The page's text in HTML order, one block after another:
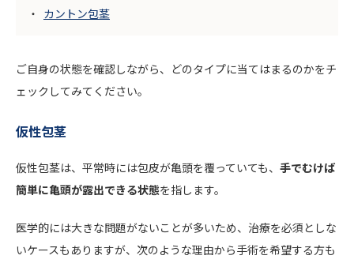
カントン包茎
ご自身の状態を確認しながら、どのタイプに当てはまるのかをチ
ェックしてみてください。
仮性包茎
仮性包茎は、平常時には包皮が亀頭を覆っていても、 手でむけば
簡単に亀頭が露出できる状態を指します。
医学的には大きな問題がないことが多いため、治療を必須としな
いケースもありますが、次のような理由から手術を希望する方も